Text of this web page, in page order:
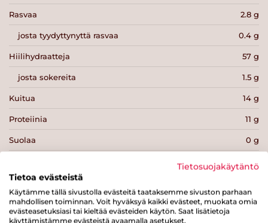
Rasvaa 2.8 g
josta tyydyttynyttä rasvaa 0.4 g
Hiilihydraatteja 57 g
josta sokereita 1.5 g
Kuitua 14 g
Proteiinia 11 g
Suolaa 0 g
Tulosta sivu Jaa tuote
Tietosuojakäytäntö
Tietoa evästeistä
Käytämme tällä sivustolla evästeitä taataksemme sivuston parhaan
mahdollisen toiminnan. Voit hyväksyä kaikki evästeet, muokata omia
evästeasetuksiasi tai kieltää evästeiden käytön. Saat lisätietoja
käyttämistämme evästeistä avaamalla asetukset.